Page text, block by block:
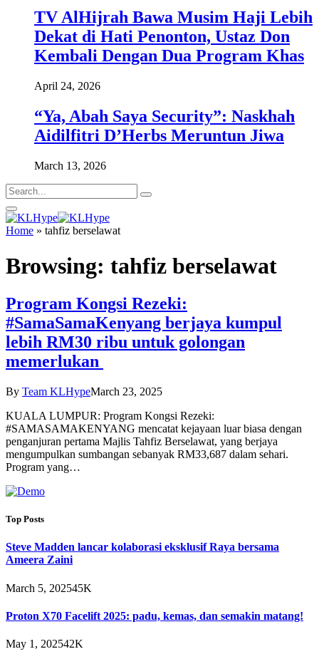
TV AlHijrah Bawa Musim Haji Lebih
Dekat di Hati Penonton, Ustaz Don
Kembali Dengan Dua Program Khas
April 24, 2026
“Ya, Abah Saya Security”: Naskhah
Aidilfitri D’Herbs Meruntun Jiwa
March 13, 2026
Home » tahfiz berselawat
Browsing: tahfiz berselawat
Program Kongsi Rezeki:
#SamaSamaKenyang berjaya kumpul
lebih RM30 ribu untuk golongan
memerlukan
By Team KLHypeMarch 23, 2025
KUALA LUMPUR: Program Kongsi Rezeki:
#SAMASAMAKENYANG mencatat kejayaan luar biasa dengan
penganjuran pertama Majlis Tahfiz Berselawat, yang berjaya
mengumpulkan sumbangan sebanyak RM33,687 dalam sehari.
Program yang…
Top Posts
Steve Madden lancar kolaborasi eksklusif Raya bersama
Ameera Zaini
March 5, 202545K
Proton X70 Facelift 2025: padu, kemas, dan semakin matang!
May 1, 202542K